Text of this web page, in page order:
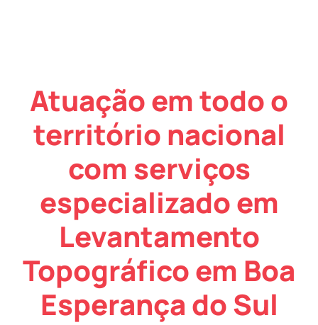
Atuação em todo o
território nacional
com serviços
especializado em
Levantamento
Topográfico em Boa
Esperança do Sul